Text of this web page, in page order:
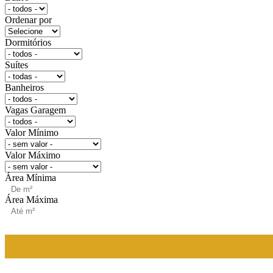
Ordenar por
Dormitórios
Suítes
Banheiros
Vagas Garagem
Valor Mínimo
Valor Máximo
Área Mínima
Área Máxima